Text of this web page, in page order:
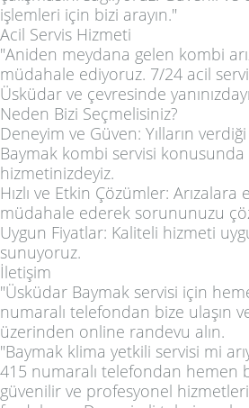
işlemleri için bizi arayın."
Acil Servis Hizmeti
"Aniden meydana gelen kombi
müdahale ediyoruz. 7/24 acil
Üsküdar ve çevresinde
Neden Bizi Seçmelisiniz?
Deneyim ve Güven: Yılların
Baymak kombi servisi
hizmetinizdeyiz.
Hızlı ve Etkin Çözümler: Arızalara
müdahale ederek sorununuzu
Uygun Fiyatlar: Kaliteli hizmeti
sunuyoruz.
İletişim
"Üsküdar Baymak servisi için
numaralı telefondan bize ulaşın
üzerinden online randevu alın.
"Baymak klima yetkili servisi mi
415 numaralı telefondan hemen
güvenilir ve profesyonel